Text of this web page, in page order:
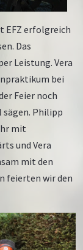
EFZ erfolgreich
Das
Leistung. Vera
bei
Feier noch
sägen. Philipp
mit
und Vera
mit den
feierten wir den